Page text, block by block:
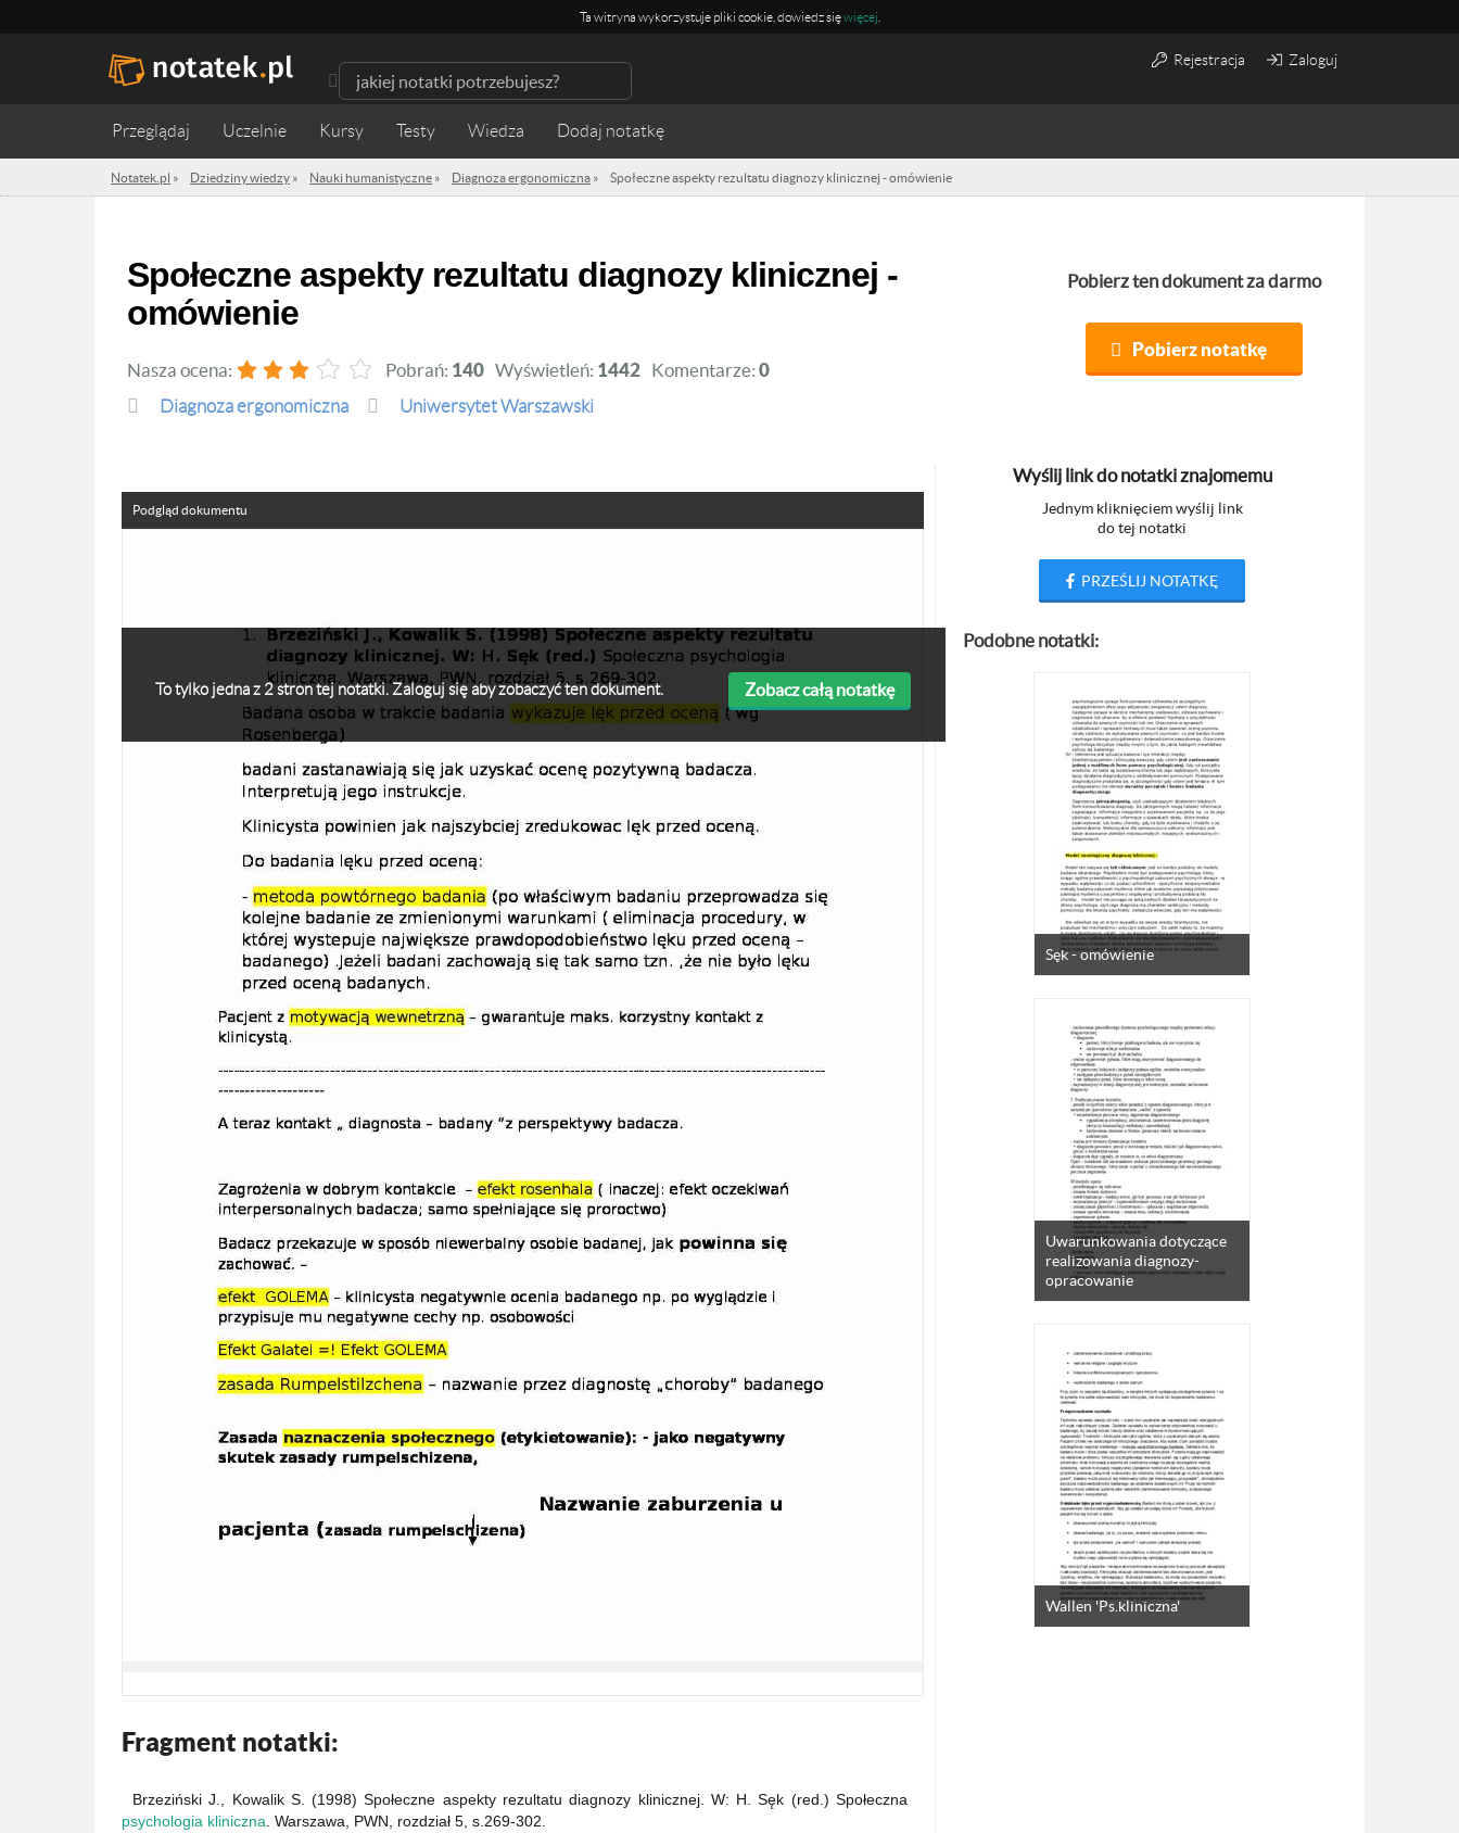
Ta witryna wykorzystuje pliki cookie, dowiedz sięwięcej
Rejestracja Zaloguj
Przeglądaj Uczelnie Kursy Testy Wiedza
Notatek.pl » Dziedziny wiedzy » Nauki humanistyczne » Diagnoza ergonomiczna » Społeczne aspekty rezultatu diagnozy klinicznej - omówienie
Społeczne aspekty rezultatu diagnozy klinicznej -
omówienie
Nasza ocena: Pobrań: 140 Wyświetleń: 1442 Komentarze: 0
Diagnoza ergonomiczna Uniwersytet Warszawski
Pobierz ten dokument za darmo
Pobierz notatkę
To tylko jedna z 2 stron tej notatki. Zaloguj się aby zobaczyć ten dokument. Zobacz całą notatkę
Podgląd dokumentu
Fragment notatki:
Brzeziński J., Kowalik S. (1998) Społeczne aspekty rezultatu diagnozy klinicznej. W: H. Sęk (red.) Społeczna
psychologia kliniczna . Warszawa, PWN, rozdział 5, s.269-302.
Wyślij link do notatki znajomemu
Jednym kliknięciem wyślij link
do tej notatki
PRZEŚLIJ NOTATKĘ
Podobne notatki:
Sęk - omówienie
Uwarunkowania dotyczące
realizowania diagnozy-
opracowanie
Wallen 'Ps.kliniczna'